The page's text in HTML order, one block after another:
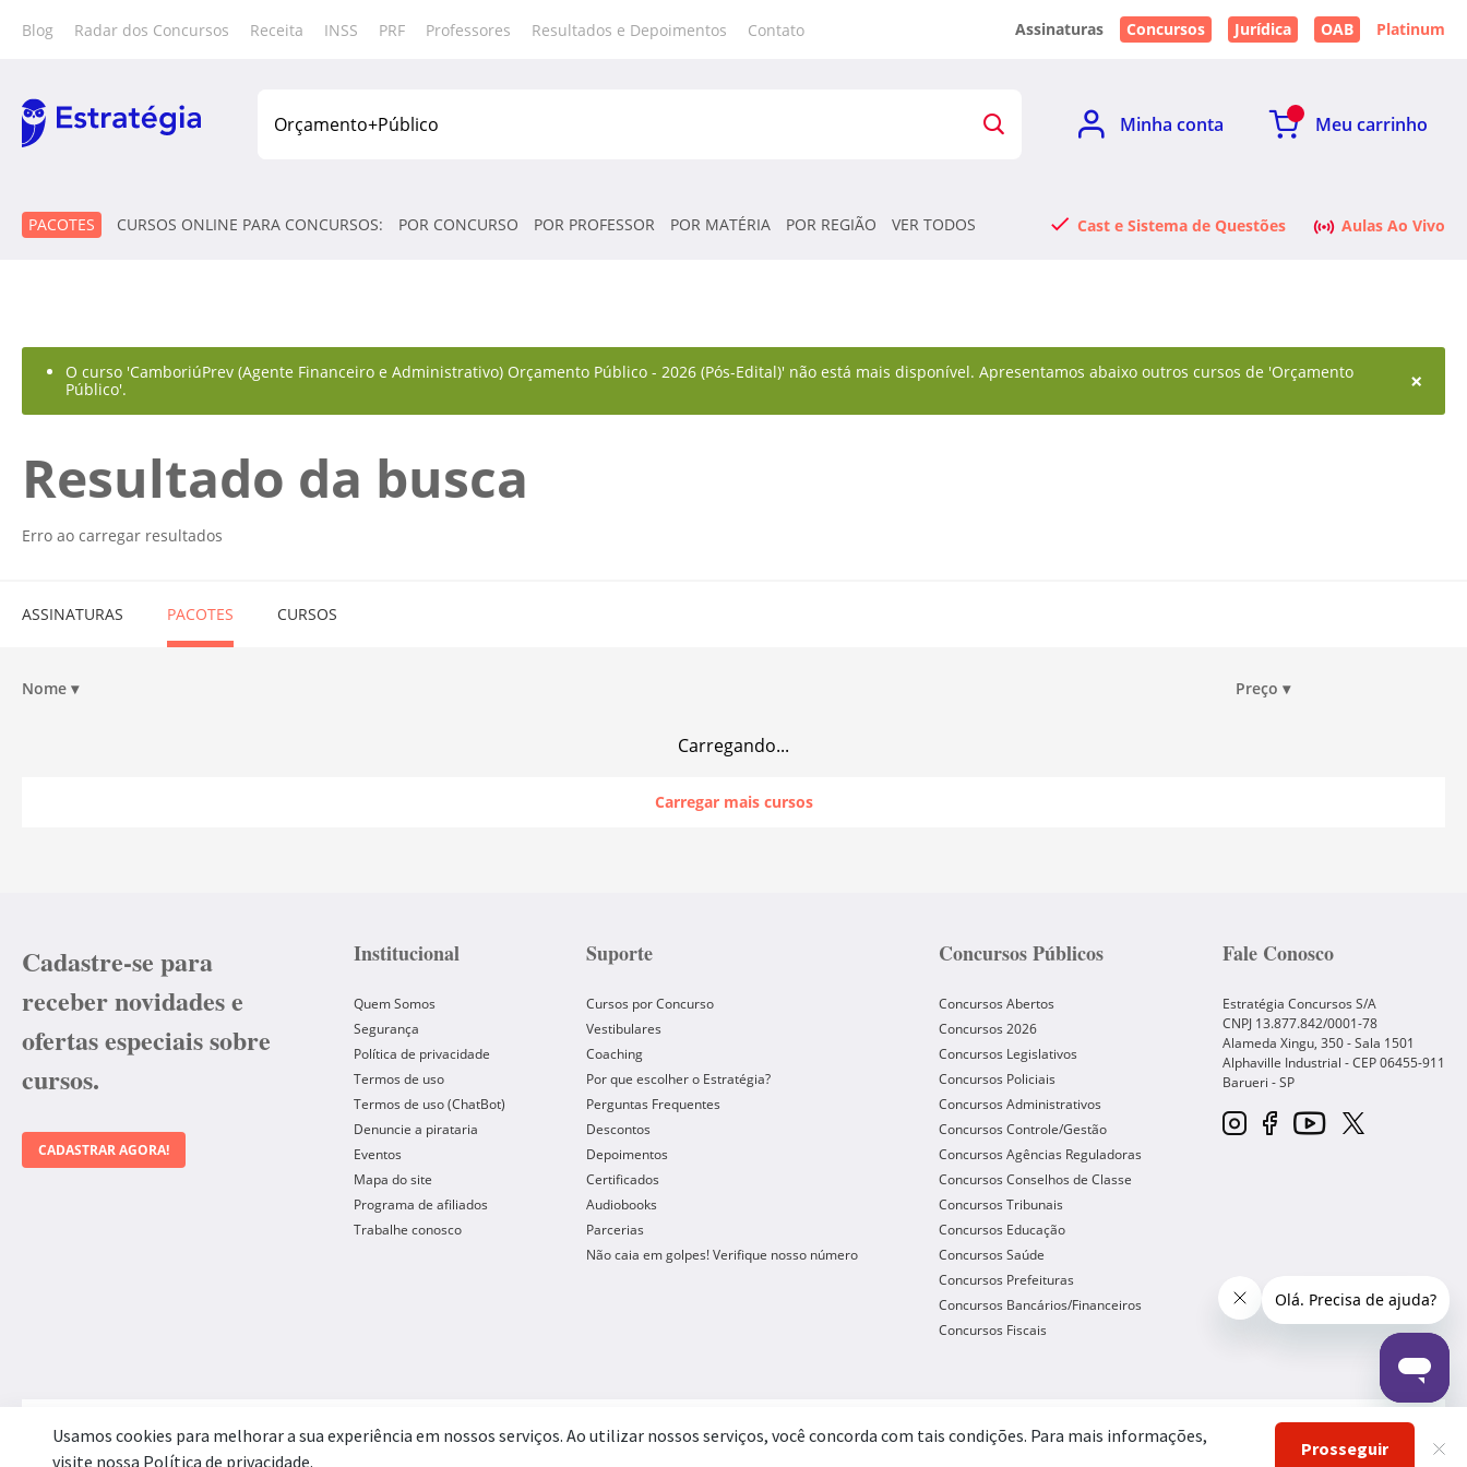
Blog Radar dos Concursos Receita INSS PRF Professores Resultados e Depoimentos Contato Assinaturas Concursos Jurídica OAB Platinum
Minha conta Meu carrinho
PACOTES CURSOS ONLINE PARA CONCURSOS: POR CONCURSO POR PROFESSOR POR MATÉRIA POR REGIÃO VER TODOS Cast e Sistema de Questões Aulas Ao Vivo
O curso 'CamboriúPrev (Agente Financeiro e Administrativo) Orçamento Público - 2026 (Pós-Edital)' não está mais disponível. Apresentamos abaixo outros cursos de 'Orçamento
Público'.
×
Resultado da busca
Erro ao carregar resultados
ASSINATURAS PACOTES CURSOS
Nome ▾ Preço ▾
Carregando...
Carregar mais cursos
Cadastre-se para
receber novidades e
ofertas especiais sobre
cursos.
CADASTRAR AGORA!
Institucional
Quem Somos
Segurança
Política de privacidade
Termos de uso
Termos de uso (ChatBot)
Denuncie a pirataria
Eventos
Mapa do site
Programa de afiliados
Trabalhe conosco
Suporte
Cursos por Concurso
Vestibulares
Coaching
Por que escolher o Estratégia?
Perguntas Frequentes
Descontos
Depoimentos
Certificados
Audiobooks
Parcerias
Não caia em golpes! Verifique nosso número
Concursos Públicos
Concursos Abertos
Concursos 2026
Concursos Legislativos
Concursos Policiais
Concursos Administrativos
Concursos Controle/Gestão
Concursos Agências Reguladoras
Concursos Conselhos de Classe
Concursos Tribunais
Concursos Educação
Concursos Saúde
Concursos Prefeituras
Concursos Bancários/Financeiros
Concursos Fiscais
Fale Conosco
Estratégia Concursos S/A
CNPJ 13.877.842/0001-78
Alameda Xingu, 350 - Sala 1501
Alphaville Industrial - CEP06455-911
Barueri -SP
Forma de Pagamento